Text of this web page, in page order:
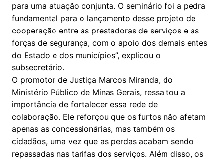
para uma atuação conjunta. O seminário foi a pedra
fundamental para o lançamento desse projeto de
cooperação entre as prestadoras de serviços e as
forças de segurança, com o apoio dos demais entes
do Estado e dos municípios”, explicou o
subsecretário.
O promotor de Justiça Marcos Miranda, do
Ministério Público de Minas Gerais, ressaltou a
importância de fortalecer essa rede de
colaboração. Ele reforçou que os furtos não afetam
apenas as concessionárias, mas também os
cidadãos, uma vez que as perdas acabam sendo
repassadas nas tarifas dos serviços. Além disso, os